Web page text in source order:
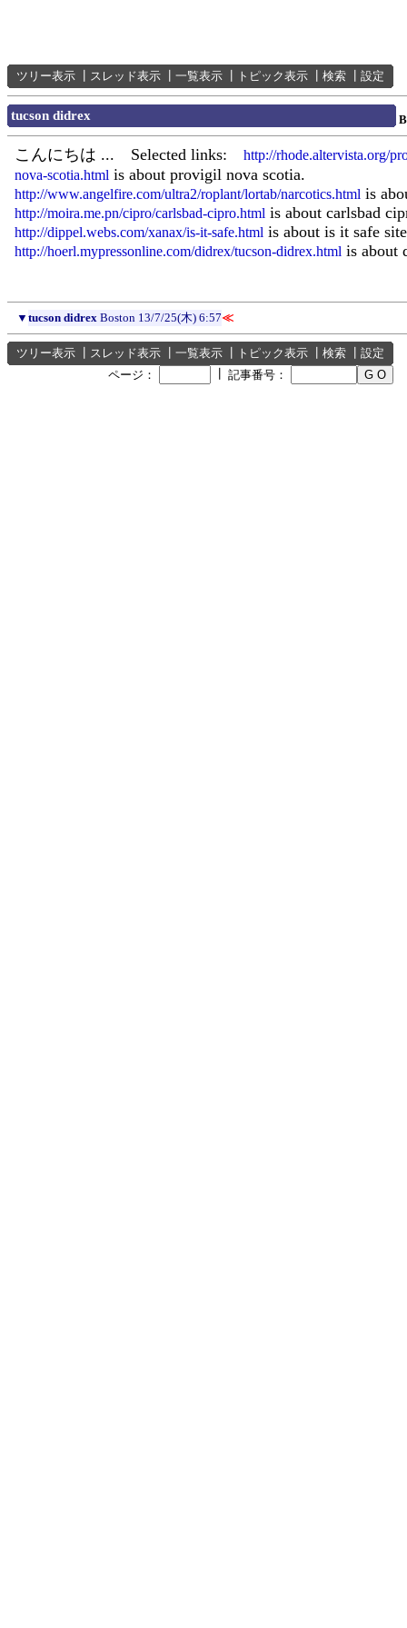
ツリー表示 スレッド表示 一覧表示 トピック表示 検索 設定
tucson didrex
こんにちは ... Selected links: http://rhode.altervista.org/
nova-scotia.html is about provigil nova scotia.
http://www.angelfire.com/ultra2/roplant/lortab/narcotics.html is
http://moira.me.pn/cipro/carlsbad-cipro.html is about carlsbad
http://dippel.webs.com/xanax/is-it-safe.html is about is it safe
http://hoerl.mypressonline.com/didrex/tucson-didrex.html is about
▼ tucson didrex Boston 13/7/25(木) 6:57≪
ツリー表示 スレッド表示 一覧表示 トピック表示 検索 設定
ページ：
記事番号：